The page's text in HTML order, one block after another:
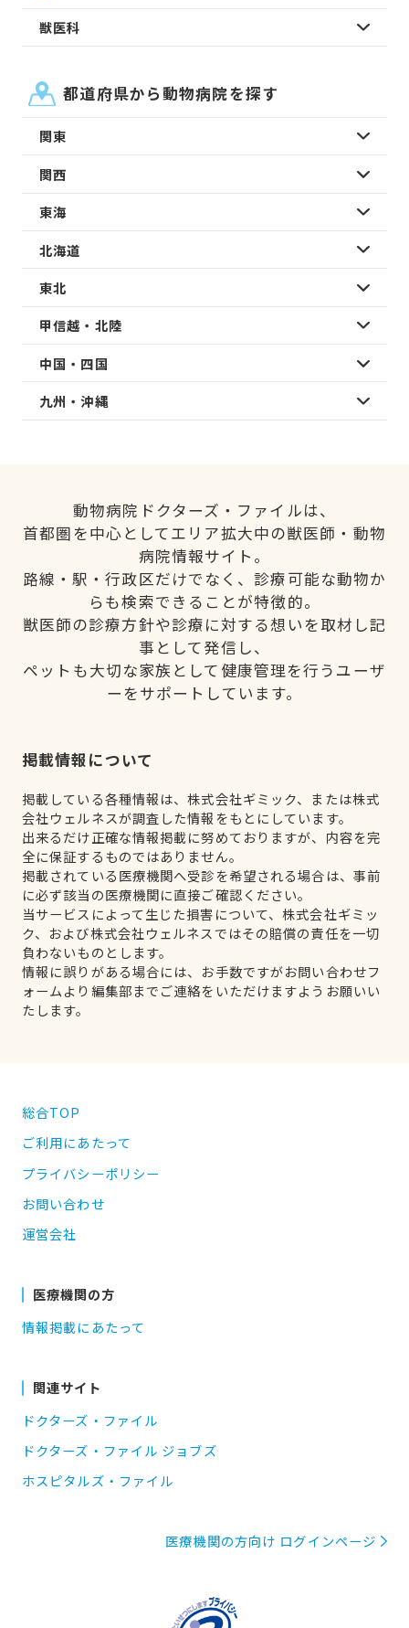
獣医科
都道府県から動物病院を探す
関東
関西
東海
北海道
東北
甲信越・北陸
中国・四国
九州・沖縄
動物病院ドクターズ・ファイルは、
首都圏を中心としてエリア拡大中の獣医師・動物
病院情報サイト。
路線・駅・行政区だけでなく、診療可能な動物か
らも検索できることが特徴的。
獣医師の診療方針や診療に対する想いを取材し記
事として発信し、
ペットも大切な家族として健康管理を行うユーザ
ーをサポートしています。
掲載情報について
掲載している各種情報は、株式会社ギミック、または株式
会社ウェルネスが調査した情報をもとにしています。
出来るだけ正確な情報掲載に努めておりますが、内容を完
全に保証するものではありません。
掲載されている医療機関へ受診を希望される場合は、事前
に必ず該当の医療機関に直接ご確認ください。
当サービスによって生じた損害について、株式会社ギミッ
ク、および株式会社ウェルネスではその賠償の責任を一切
負わないものとします。
情報に誤りがある場合には、お手数ですがお問い合わせフ
ォームより編集部までご連絡をいただけますようお願いい
たします。
総合TOP
ご利用にあたって
プライバシーポリシー
お問い合わせ
運営会社
医療機関の方
情報掲載にあたって
関連サイト
ドクターズ・ファイル
ドクターズ・ファイル ジョブズ
ホスピタルズ・ファイル
医療機関の方向け ログインページ